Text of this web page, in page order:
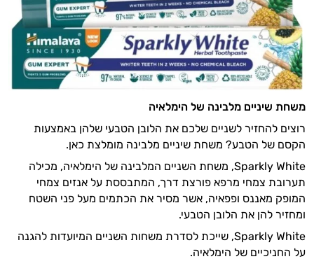
משחת שיניים מלבינה של הימלאיה
רוצים להחזיר לשניים שלכם את הלובן הטבעי שלהן באמצעות
הקסם של הטבע? משחת שיניים מלבינה מומלצת כאן.
Sparkly White, משחת השניים המלבינה של הימלאיה, מכילה
תערובת צמחי מרפא פורצת דרך, המתבססת על אנזים צמחי
המופק מאננס ופפאיה, אשר מסיר את הכתמים מעל פני השטח
ומחזיר להן את הלובן הטבעי.
Sparkly White, שייכת לסדרת משחות השניים המיועדות להגנה
על החניכיים של הימלאיה.